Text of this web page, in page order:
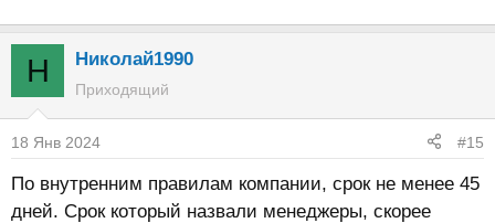
Н Николай1990
Приходящий
18 Янв 2024 #15
По внутренним правилам компании, срок не менее 45
дней. Срок который назвали менеджеры, скорее